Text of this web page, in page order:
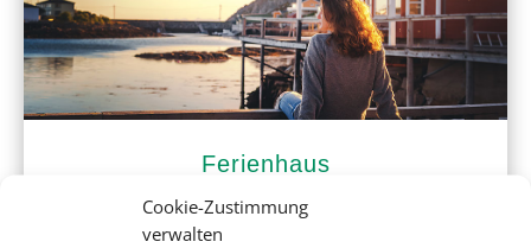
Cookie-Zustimmung
verwalten
Ferienhaus